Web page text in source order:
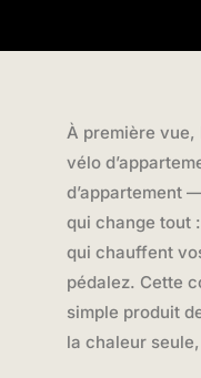
À première vue,
vélo
d’appartement
qui change tout
qui chauffent
pédalez. Cette
simple produit
la chaleur